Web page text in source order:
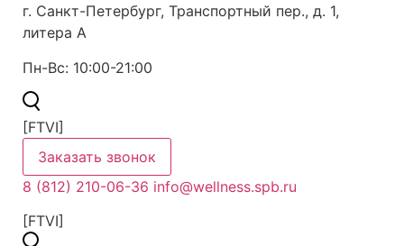
г. Санкт-Петербург, Транспортный пер., д. 1,
литера А
Пн-Вс: 10:00-21:00
[FTVI]
Заказать звонок
8 (812) 210-06-36 info@wellness.spb.ru
[FTVI]